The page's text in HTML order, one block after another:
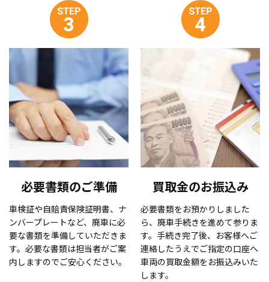
必要書類のご準備
車検証や自賠責保険証明書、ナ
ンバープレートなど、廃車に必
要な書類を準備していただきま
す。必要な書類は担当者がご案
内しますのでご安心ください。
買取金のお振込み
必要書類をお預かりしました
ら、廃車手続きを進めて参りま
す。手続き完了後、お客様へご
連絡したうえでご指定の口座へ
車両の買取金額をお振込みいた
します。